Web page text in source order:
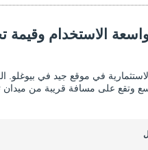
تجارية عالية في بيوغلو 2
الاستخدام وقيمة
في موقع جيد في بيوغلو.
وتقع على مسافة قريبة من ميدان